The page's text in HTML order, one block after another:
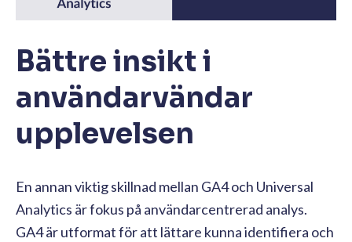
Bättre insikt i
användarvändar
upplevelsen
En annan viktig skillnad mellan GA4 och Universal
Analytics är fokus på användarcentrerad analys.
GA4 är utformat för att lättare kunna identifiera och